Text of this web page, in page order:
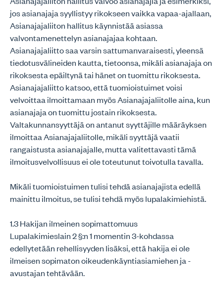
jos asianajaja syyllistyy rikokseen vaikka vapaa-ajallaan,
Asianajajaliiton hallitus käynnistää asiassa
valvontamenettelyn asianajajaa kohtaan.
Asianajajaliitto saa varsin sattumanvaraisesti, yleensä
tiedotusvälineiden kautta, tietoonsa, mikäli asianajaja on
rikoksesta epäiltynä tai hänet on tuomittu rikoksesta.
Asianajajaliitto katsoo, että tuomioistuimet voisi
velvoittaa ilmoittamaan myös Asianajajaliitolle aina, kun
asianajaja on tuomittu jostain rikoksesta.
Valtakunnansyyttäjä on antanut syyttäjille määräyksen
ilmoittaa Asianajajaliitolle, mikäli syyttäjä vaatii
rangaistusta asianajajalle, mutta valitettavasti tämä
ilmoitusvelvollisuus ei ole toteutunut toivotulla tavalla.
Mikäli tuomioistuimen tulisi tehdä asianajajista edellä
mainittu ilmoitus, se tulisi tehdä myös lupalakimiehistä.
1.3 Hakijan ilmeinen sopimattomuus
Lupalakimieslain 2 §:n 1 momentin 3-kohdassa
edellytetään rehellisyyden lisäksi, että hakija ei ole
ilmeisen sopimaton oikeudenkäyntiasiamiehen ja -
avustajan tehtävään.